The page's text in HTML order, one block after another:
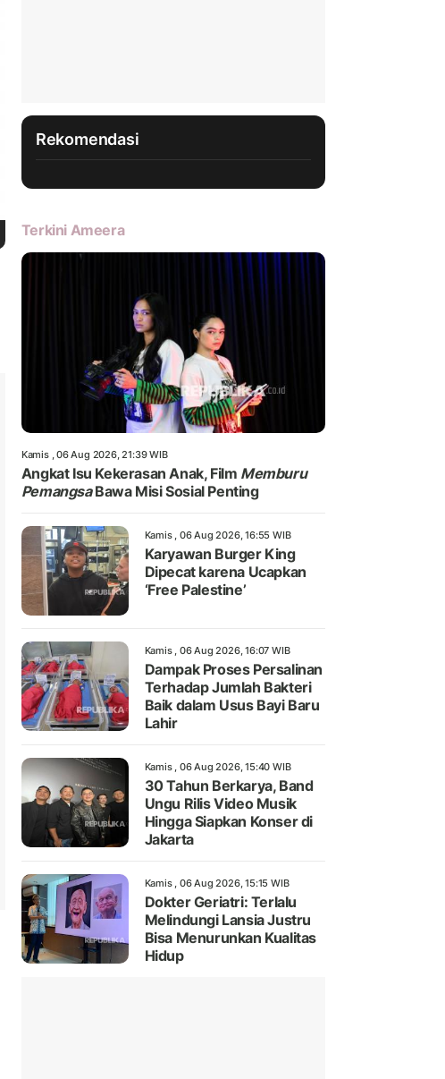
Rekomendasi
Terkini Ameera
Kamis , 06 Aug 2026, 21:39 WIB
Angkat Isu Kekerasan Anak, Film Memburu
PemangsaBawa Misi Sosial Penting
Kamis , 06 Aug 2026, 16:55 WIB
Karyawan Burger King
Dipecat karena Ucapkan
‘Free Palestine’
Kamis , 06 Aug 2026, 16:07 WIB
Dampak Proses Persalinan
Terhadap Jumlah Bakteri
Baik dalam Usus Bayi Baru
Lahir
Kamis , 06 Aug 2026, 15:40 WIB
30 Tahun Berkarya, Band
Ungu Rilis Video Musik
Hingga Siapkan Konser di
Jakarta
Kamis , 06 Aug 2026, 15:15 WIB
Dokter Geriatri: Terlalu
Melindungi Lansia Justru
Bisa Menurunkan Kualitas
Hidup